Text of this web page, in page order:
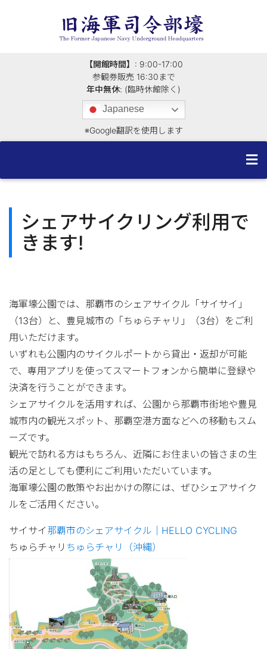
【開館時間】 : 9:00-17:00
参観券販売 16:30まで
年中無休: (臨時休館除く)
Japanese
※Google翻訳を使用します
コ
テ
ン
ッ
プ
シェアサイクリング利用で
きます!
海軍壕公園では、那覇市のシェアサイクル「サイサイ」
（13台）と、豊見城市の「ちゅらチャリ」（3台）をご利
用いただけます。
いずれも公園内のサイクルポートから貸出・返却が可能
で、専用アプリを使ってスマートフォンから簡単に登録や
決済を行うことができます。
シェアサイクルを活用すれば、公園から那覇市街地や豊見
城市内の観光スポット、那覇空港方面などへの移動もスム
ーズです。
観光で訪れる方はもちろん、近隣にお住まいの皆さまの生
活の足としても便利にご利用いただいています。
海軍壕公園の散策やお出かけの際には、ぜひシェアサイク
ルをご活用ください。
サイサイ 那覇市のシェアサイクル｜HELLO CYCLING
ちゅらチャリ ちゅらチャリ（沖縄）